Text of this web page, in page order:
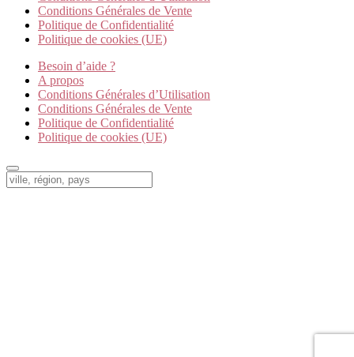
Conditions Générales de Vente
Politique de Confidentialité
Politique de cookies (UE)
Besoin d’aide ?
A propos
Conditions Générales d’Utilisation
Conditions Générales de Vente
Politique de Confidentialité
Politique de cookies (UE)